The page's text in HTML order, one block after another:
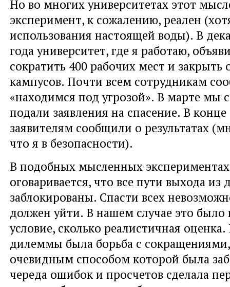
Но во многих университетах этот
эксперимент, к сожалению, реален
использования настоящей воды). В
года университет, где я работаю,
сократить 400 рабочих мест и закрыть
кампусов. Почти всем сотрудникам
«находимся под угрозой». В марте мы
подали заявления на спасение. В конце
заявителям сообщили о результатах
что я в безопасности).
В подобных мысленных
оговаривается, что все пути выхода
заблокированы. Спасти всех
должен уйти. В нашем случае это было
условие, сколько реалистичная
дилеммы была борьба с
очевидным способом которой была
череда ошибок и просчетов сделала